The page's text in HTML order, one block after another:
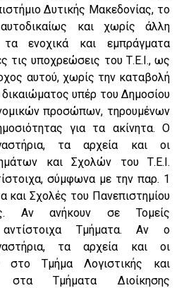
Δυτικής Μακεδονίας, το
και χωρίς άλλη
ενοχικά και εμπράγματα
τις υποχρεώσεις του Τ.Ε.Ι., ως
αυτού, χωρίς την καταβολή
υπέρ του Δημοσίου
προσώπων, τηρουμένων
για τα ακίνητα. Ο
τα αρχεία και οι
και Σχολών του Τ.Ε.Ι.
σύμφωνα με την παρ. 1
και Σχολές του Πανεπιστημίου
Αν ανήκουν σε Τομείς
Τμήματα. Αν ο
τα αρχεία και οι
στο Τμήμα Λογιστικής και
στα Τμήματα Διοίκησης